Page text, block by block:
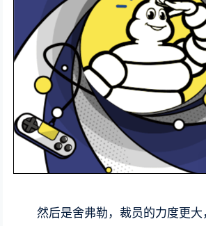
然后是舍弗勒，裁员的力度更大